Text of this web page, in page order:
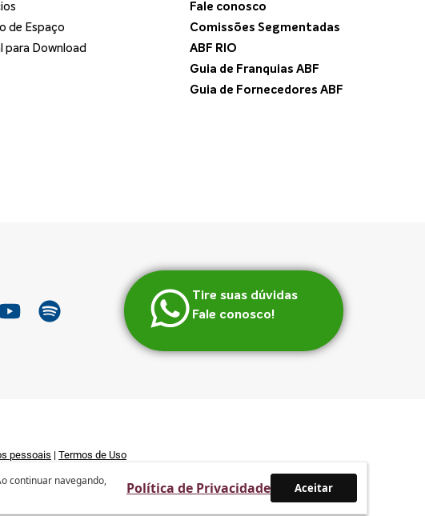
de Espaço
para Download
Fale conosco
Comissões Segmentadas
ABF RIO
Guia de Franquias ABF
Guia de Fornecedores ABF
Tire suas dúvidas
Fale conosco!
pessoais | Termos de Uso
continuar navegando,
Política de Privacidade Aceitar